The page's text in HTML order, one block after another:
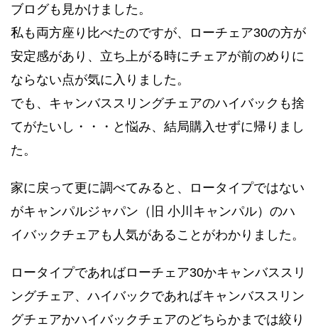
ブログも見かけました。
私も両方座り比べたのですが、ローチェア30の方が
安定感があり、立ち上がる時にチェアが前のめりに
ならない点が気に入りました。
でも、キャンバススリングチェアのハイバックも捨
てがたいし・・・と悩み、結局購入せずに帰りまし
た。
家に戻って更に調べてみると、ロータイプではない
がキャンパルジャパン（旧 小川キャンパル）のハ
イバックチェアも人気があることがわかりました。
ロータイプであればローチェア30かキャンバススリ
ングチェア、ハイバックであればキャンバススリン
グチェアかハイバックチェアのどちらかまでは絞り